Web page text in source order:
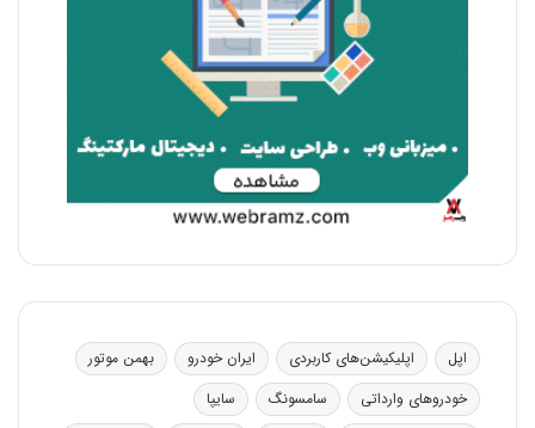
اپل اپلیکیشن‌های کاربردی ایران خودرو
بهمن موتور
خودروهای وارداتی
سامسونگ
سایپا